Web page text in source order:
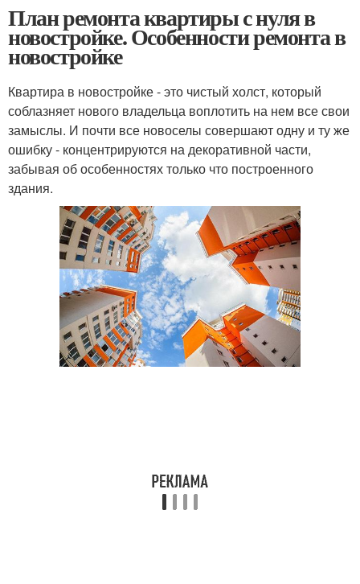
План ремонта квартиры с нуля в
новостройке. Особенности ремонта в
новостройке
Квартира в новостройке - это чистый холст, который
соблазняет нового владельца воплотить на нем все свои
замыслы. И почти все новоселы совершают одну и ту же
ошибку - концентрируются на декоративной части,
забывая об особенностях только что построенного
здания.